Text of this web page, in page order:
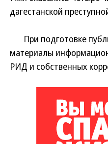
дагестанской
При подготовке
материалы
РИД и собственных